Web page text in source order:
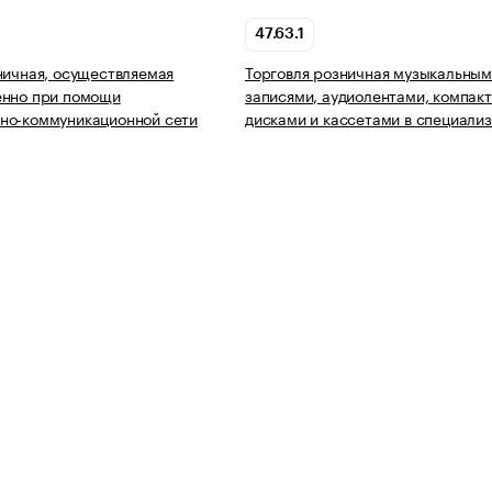
осуществляемая
при помощи
коммуникационной сети
47.63.1
Торговля розничная
записями, аудиолентами,
дисками и кассетами в